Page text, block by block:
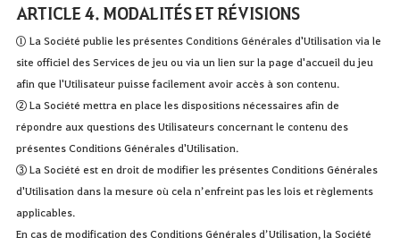
ARTICLE 4. MODALITÉS ET RÉVISIONS
① La Société publie les présentes Conditions Générales d'Utilisation via le
site officiel des Services de jeu ou via un lien sur la page d'accueil du jeu
afin que l'Utilisateur puisse facilement avoir accès à son contenu.
② La Société mettra en place les dispositions nécessaires afin de
répondre aux questions des Utilisateurs concernant le contenu des
présentes Conditions Générales d'Utilisation.
③ La Société est en droit de modifier les présentes Conditions Générales
d'Utilisation dans la mesure où cela n’enfreint pas les lois et règlements
applicables.
En cas de modification des Conditions Générales d’Utilisation, la Société